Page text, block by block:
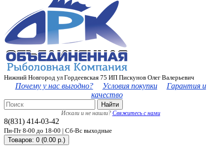
Нижний Новгород ул Гордеевская 75 ИП Пискунов Олег Валерьевич
Почему у нас выгодно? Условия покупки
Гарантия и
качество
Найти
Искали и не нашли? Свяжитесь с нами
8(831) 414-03-42
Пн-Пт 8-00 до 18-00 | Сб-Вс выходные
Товаров: 0 (0.00 р.)